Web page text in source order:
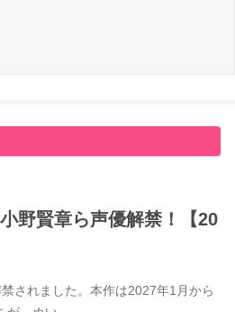
野賢章ら声優解禁！【20
されました。本作は2027年1月から